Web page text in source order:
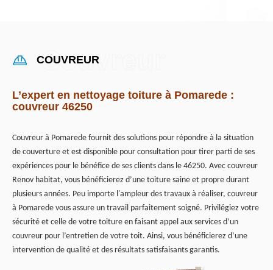
COUVREUR
L’expert en nettoyage toiture à Pomarede :
couvreur 46250
Couvreur à Pomarede fournit des solutions pour répondre à la situation
de couverture et est disponible pour consultation pour tirer parti de ses
expériences pour le bénéfice de ses clients dans le 46250. Avec couvreur
Renov habitat, vous bénéficierez d’une toiture saine et propre durant
plusieurs années. Peu importe l'ampleur des travaux à réaliser, couvreur
à Pomarede vous assure un travail parfaitement soigné. Privilégiez votre
sécurité et celle de votre toiture en faisant appel aux services d’un
couvreur pour l’entretien de votre toit. Ainsi, vous bénéficierez d’une
intervention de qualité et des résultats satisfaisants garantis.